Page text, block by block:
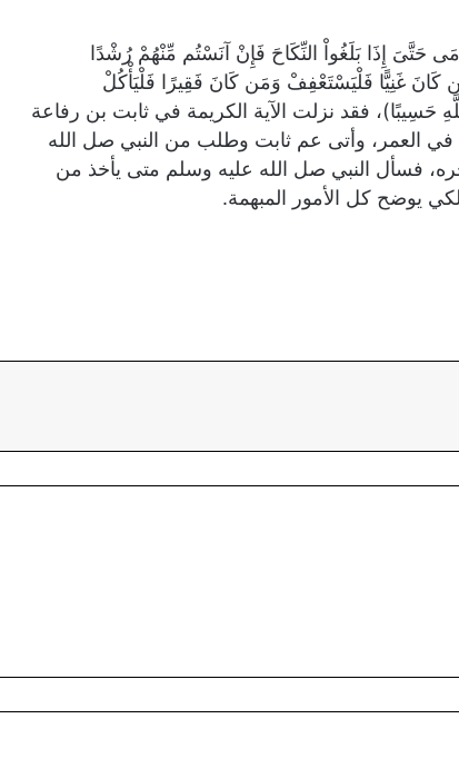
حَتَّىَ إِذَا بَلَغُواْ النِّكَاحَ فَإِنْ آنَسْتُم مِّنْهُمْ رُشْدًا
كَانَ غَنِيًّا فَلْيَسْتَعْفِفْ وَمَن كَانَ فَقِيرًا فَلْيَأْكُلْ
حَسِيبًا)، فقد نزلت الآية الكريمة في ثابت بن رفاعة
العمر، وأتى عم ثابت وطلب من النبي صل الله
فسأل النبي صل الله عليه وسلم متى يأخذ من
يوضح كل الأمور المبهمة.